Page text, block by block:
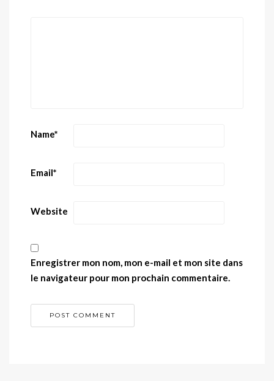
Name*
Email*
Website
Enregistrer mon nom, mon e-mail et mon site dans
le navigateur pour mon prochain commentaire.